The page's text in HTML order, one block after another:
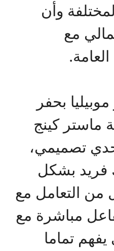
وأن
مع
بحفر
ماستر كينج
تصميمي،
فريد بشكل
من التعامل مع
مباشرة مع
يفهم تماما